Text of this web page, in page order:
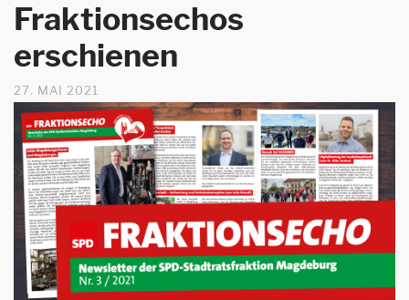
Fraktionsechos
erschienen
27. MAI 2021